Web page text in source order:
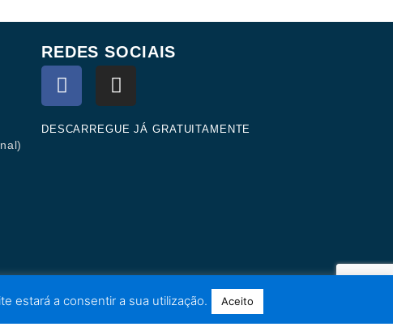
REDES SOCIAIS
F
a
c
e
I
n
s
t
DESCARREGUE JÁ GRATUITAMENTE
estará a consentir a sua utilização. Aceito